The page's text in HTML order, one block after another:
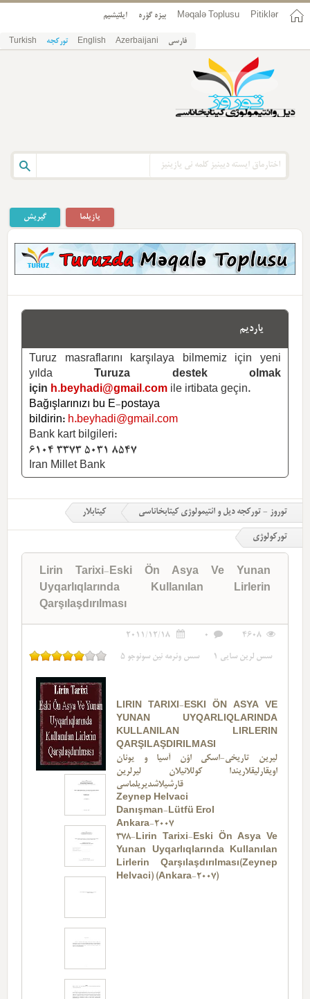
Pitiklər
Məqalə Toplusu بیزه گؤره ایلتیشیم
فارسی Azerbaijani
English تورکجه Turkish
گیریش یازیلما
یاردیم
Turuz masraflarını karşılaya bilmemiz için yeni
yılda
Turuza destek olmak
için h.beyhadi@gmail.com ile irtibata geçin.
Bağışlarınızı bu E-postaya
bildirin: h.beyhadi@gmail.com
Bank kart bilgileri:
6104 3373 5031 8547
Iran Millet Bank
توروز - تورکجه دیل و ائتیمولوژی کیتابخاناسی کیتابلار
تورکولوژی
Lirin Tarixi-Eski Ön Asya Ve Yunan
Uyqarlıqlarında Kullanılan Lirlerin
Qarşılaşdırılması
4608
0
2011/12/18
سس لرین سایی 1 سس وئرمه نین سونوجو 5
LIRIN TARIXI-ESKI ÖN ASYA VE
YUNAN UYQARLIQLARINDA
KULLANILAN LIRLERIN
QARŞILAŞDIRILMASI
لیرین تاریخی-اسکی اؤن آسیا و یونان
اویقارلیقلاریندا کوللانیلان لیرلرین
قارشیلاشدیریلماسی
Zeynep Helvaci
Danışman-Lütfü Erol
Ankara-2007
378-Lirin Tarixi-Eski Ön Asya Ve
Yunan Uyqarlıqlarında Kullanılan
Lirlerin Qarşılaşdırılması(Zeynep
Helvaci) (Ankara-2007)